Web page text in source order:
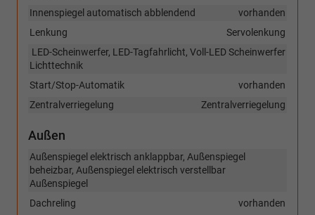
vorhanden
Innenspiegel automatisch abblendend
Servolenkung
Lenkung
LED-Scheinwerfer, LED-Tagfahrlicht, Voll-LED Scheinwerfer
Lichttechnik
vorhanden
Start/Stop-Automatik
Zentralverriegelung
Zentralverriegelung
Außen
Außenspiegel elektrisch anklappbar, Außenspiegel
beheizbar, Außenspiegel elektrisch verstellbar
Außenspiegel
vorhanden
Dachreling